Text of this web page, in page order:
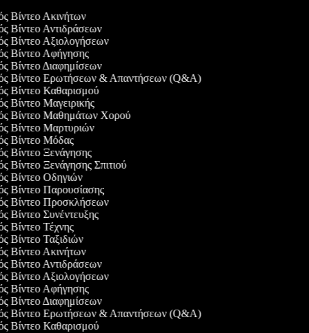
Βίντεο Ακινήτων
Βίντεο Αντιδράσεων
Βίντεο Αξιολογήσεων
Βίντεο Αφήγησης
Βίντεο Διαφημίσεων
Βίντεο Ερωτήσεων & Απαντήσεων (Q&A)
Βίντεο Καθαρισμού
Βίντεο Μαγειρικής
Βίντεο Μαθημάτων Χορού
Βίντεο Μαρτυριών
Βίντεο Μόδας
Βίντεο Ξενάγησης
Βίντεο Ξενάγησης Σπιτιού
Βίντεο Οδηγιών
Βίντεο Παρουσίασης
Βίντεο Προσκλήσεων
Βίντεο Συνέντευξης
Βίντεο Τέχνης
Βίντεο Ταξιδιών
Βίντεο Ακινήτων
Βίντεο Αντιδράσεων
Βίντεο Αξιολογήσεων
Βίντεο Αφήγησης
Βίντεο Διαφημίσεων
Βίντεο Ερωτήσεων & Απαντήσεων (Q&A)
Βίντεο Καθαρισμού